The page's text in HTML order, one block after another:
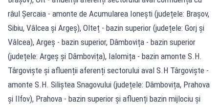
râul Șercaia - amonte de Acumularea Ionești (județele: Brașov,
Sibiu, Vâlcea și Argeș), Olteț - bazin superior (județele: Gorj și
Vâlcea), Argeș - bazin superior, Dâmbovița - bazin superior
(județele: Argeș și Dâmbovița), Ialomița - bazin amonte S.H.
Târgoviște și afluenții aferenți sectorului aval S.H Târgoviște -
amonte S.H. Siliștea Snagovului (județele: Dâmbovița, Prahova
și Ilfov), Prahova - bazin superior și afluenți bazin mijlociu și